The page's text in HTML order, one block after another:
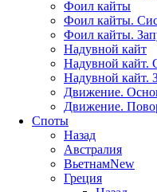
Фоил кайты
Фоил кайты.
Фоил кайты.
Надувной кайт
Надувной кайт.
Надувной кайт.
Движение.
Движение.
Споты
Назад
Австралия
ВьетнамNew
Греция